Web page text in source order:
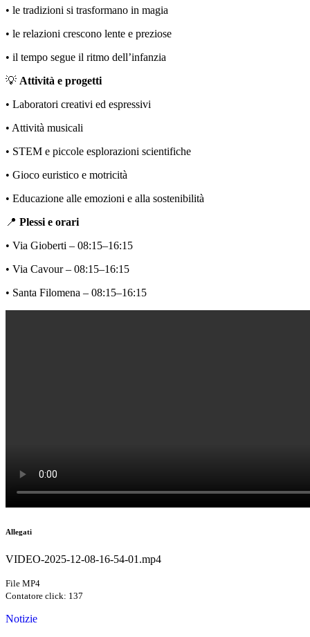
• le tradizioni si trasformano in magia
• le relazioni crescono lente e preziose
• il tempo segue il ritmo dell’infanzia
💡 Attività e progetti
• Laboratori creativi ed espressivi
• Attività musicali
• STEM e piccole esplorazioni scientifiche
• Gioco euristico e motricità
• Educazione alle emozioni e alla sostenibilità
📍 Plessi e orari
• Via Gioberti – 08:15–16:15
• Via Cavour – 08:15–16:15
• Santa Filomena – 08:15–16:15
Allegati
VIDEO-2025-12-08-16-54-01.mp4
File MP4
Contatore click: 137
Notizie